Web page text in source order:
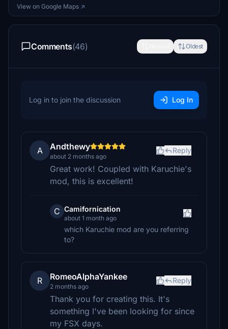
View on Google Maps ↗
Comments(46) Oldest
Log in to join the discussion Log In
A Andthewy
about 2 months ago
Reply
Great work! Coupled with Karuchie's
mod, this is excellent!
C Camifornication
about 1 month ago
which Karuchie mod are you referring
to?
R RomeoAlphaYankee
2 months ago
Reply
Thank you for creating this. It's
something I've been looking for since
my FSX days.